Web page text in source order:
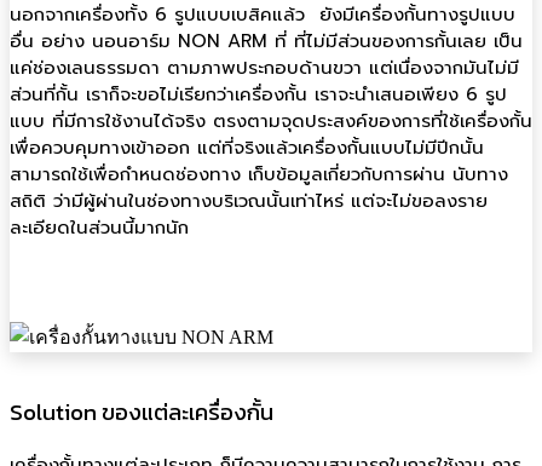
นอกจากเครื่องทั้ง 6 รูปแบบเบสิคแล้ว ยังมีเครื่องกั้นทางรูปแบบ
อื่น อย่าง นอนอาร์ม NON ARM ที่ ที่ไม่มีส่วนของการกั้นเลย เป็น
แค่ช่องเลนธรรมดา ตามภาพประกอบด้านขวา แต่เนื่องจากมันไม่มี
ส่วนที่กั้น เราก็จะขอไม่เรียกว่าเครื่องกั้น เราจะนำเสนอเพียง 6 รูป
แบบ ที่มีการใช้งานได้จริง ตรงตามจุดประสงค์ของการที่ใช้เครื่องกั้น
เพื่อควบคุมทางเข้าออก แต่ที่จริงแล้วเครื่องกั้นแบบไม่มีปีกนั้น
สามารถใช้เพื่อกำหนดช่องทาง เก็บข้อมูลเกี่ยวกับการผ่าน นับทาง
สถิติ ว่ามีผู้ผ่านในช่องทางบริเวณนั้นเท่าไหร่ แต่จะไม่ขอลงราย
ละเอียดในส่วนนี้มากนัก
Solution ของแต่ละเครื่องกั้น